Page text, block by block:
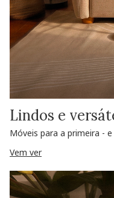
Lindos e
Móveis para a primeira -
Vem ver